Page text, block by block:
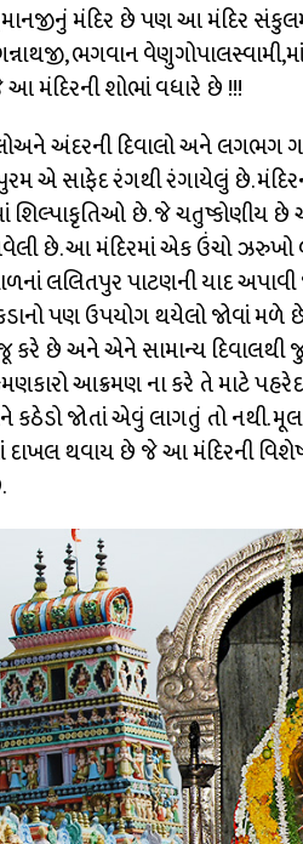
મંદિર છે પણ આ મંદિર
ભગવાન વેણુગોપાલસ્વામી,માં
મંદિરની શોભાં વધારે છે !!!
અંદરની દિવાલો અને લગભગ
એ સાફેદ રંગથી રંગાયેલું છે.
શિલ્પાકૃતિઓ છે. જે ચતુષ્કોણીય
છે. આ મંદિરમાં એક ઉંચો
લલિતપુર પાટણની યાદ અપાવી
પણ ઉપયોગ થયેલો જોવાં
છે અને એને સામાન્ય દિવાલથી
આક્રમણ ના કરે તે માટે
જોતાં એવું લાગતું તો નથી.
દાખલ થવાય છે જે આ મંદિરની